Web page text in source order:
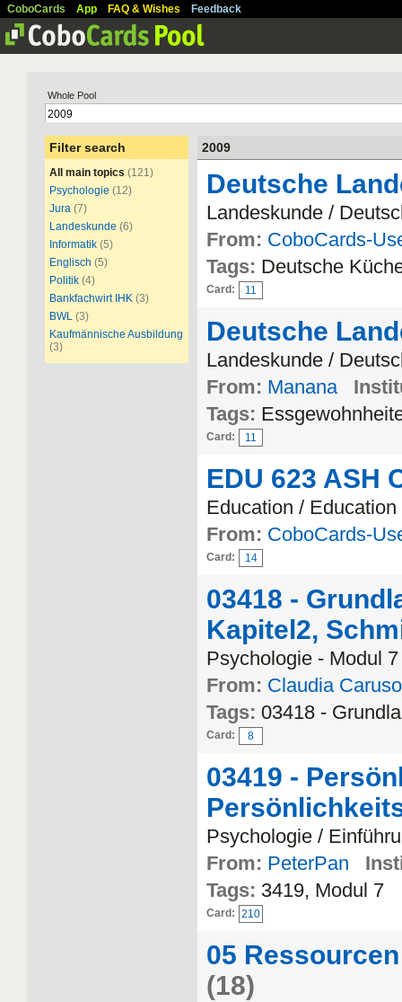
CoboCards App FAQ & Wishes Feedback
Whole Pool
Filter search
All main topics (121)
Psychologie (12)
Jura (7)
Landeskunde (6)
Informatik (5)
Englisch (5)
Politik (4)
Bankfachwirt IHK (3)
BWL (3)
Kaufmännische Ausbildung
(3)
2009
Deutsche
Landeskunde /
From: CoboCards-
Tags: Deutsche
Card: 11
Deutsche
Landeskunde /
From: Manana
Tags:
Card: 11
EDU 623 ASH
Education / Education
From: CoboCards-
Card: 14
03418 -
Kapitel2,
Psychologie - Modul
From: Claudia Caruso
Tags: 03418 -
Card: 8
03419 -
Psychologie /
From: PeterPan
Tags: 3419, Modul 7
Card: 210
05
(18)